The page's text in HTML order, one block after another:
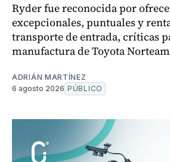
Ryder fue reconocida por
excepcionales, puntuales y
transporte de entrada, críticas
manufactura de Toyota
ADRIÁN MARTÍNEZ
6 agosto 2026 PÚBLICO